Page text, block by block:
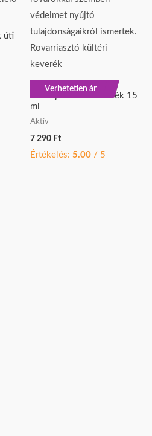
úti
Verhetetlen ár
doTERRA TerraShield
illóolaj- Kültéri keverék 15
ml
Aktív
7 290 Ft
Értékelés: 5.00/ 5